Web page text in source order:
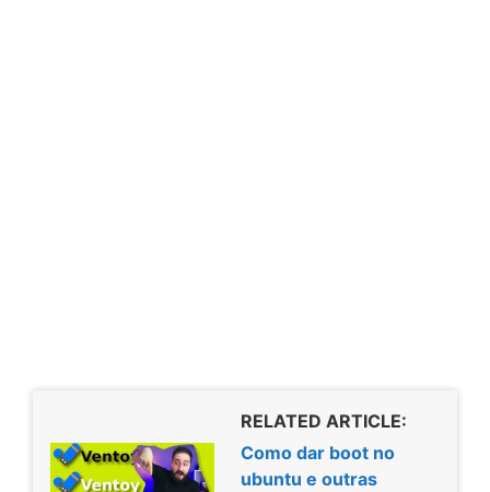
RELATED ARTICLE:
Como dar boot no
ubuntu e outras